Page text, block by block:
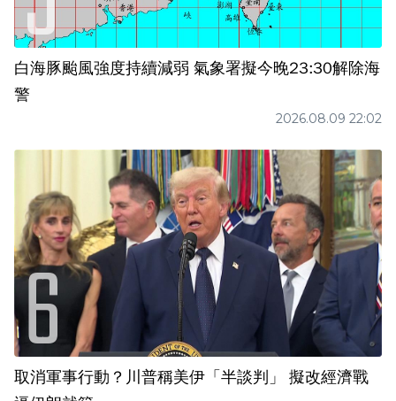
白海豚颱風強度持續減弱 氣象署擬今晚23:30解除海
警
2026.08.09 22:02
取消軍事行動？川普稱美伊「半談判」 擬改經濟戰